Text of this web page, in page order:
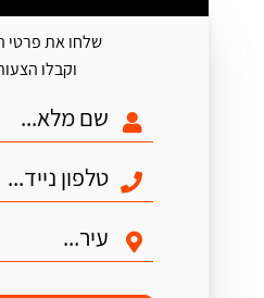
שלחו את פרטי
וקבלו